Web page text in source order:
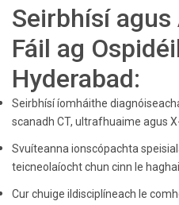
Seirbhísí agus
Fáil ag
Hyderabad:
Seirbhísí íomháithe
scanadh CT, ultrafhuaime agus
Svuíteanna ionscópachta
teicneolaíocht chun cinn le
Cur chuige ildisciplíneach le